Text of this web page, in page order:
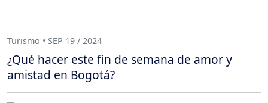
Turismo • SEP 19 / 2024
¿Qué hacer este fin de semana de amor y
amistad en Bogotá?